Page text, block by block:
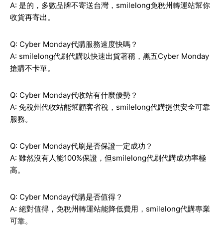
A: 是的，多數品牌不寄送台灣，smilelong免稅州轉運站幫你
收貨再寄出。
Q: Cyber Monday代購服務速度快嗎？
A: smilelong代刷代購以快速出貨著稱，黑五Cyber Monday
搶購不卡單。
Q: Cyber Monday代收站有什麼優勢？
A: 免稅州代收站能幫顧客省稅，smilelong代購提供安全可靠
服務。
Q: Cyber Monday代刷是否保證一定成功？
A: 雖然沒有人能100%保證，但smilelong代刷代購成功率極
高。
Q: Cyber Monday代購是否值得？
A: 絕對值得，免稅州轉運站能降低費用，smilelong代購專業
可靠。